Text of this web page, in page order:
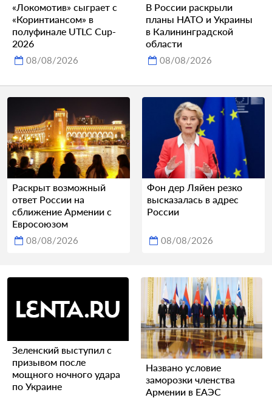
«Локомотив» сыграет с
«Коринтиансом» в
полуфинале UTLC Cup-
2026
08/08/2026
В России раскрыли
планы НАТО и Украины
в Калининградской
области
08/08/2026
Раскрыт возможный
ответ России на
сближение Армении с
Евросоюзом
08/08/2026
Фон дер Ляйен резко
высказалась в адрес
России
08/08/2026
Зеленский выступил с
призывом после
мощного ночного удара
по Украине
Названо условие
заморозки членства
Армении в ЕАЭС